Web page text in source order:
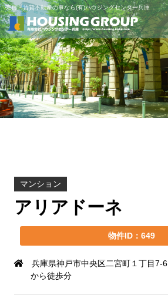
売買・賃貸不動産の事なら(有)ハウジングセンター兵庫
マンション
アリアドーネ
物件ID：649
兵庫県神戸市中央区二宮町１丁目7-6
から徒歩分